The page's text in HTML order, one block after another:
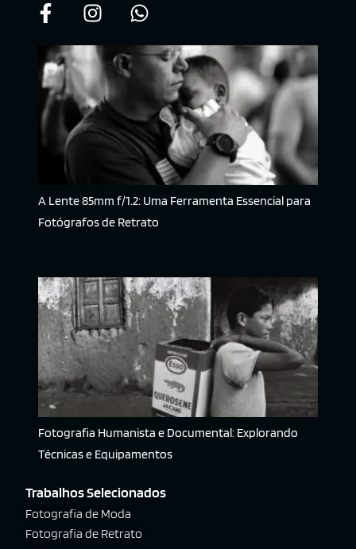
A Lente 85mm f/1.2: Uma Ferramenta Essencial para
Fotógrafos de Retrato
Fotografia Humanista e Documental: Explorando
Técnicas e Equipamentos
Trabalhos Selecionados
Fotografia de Moda
Fotografia de Retrato